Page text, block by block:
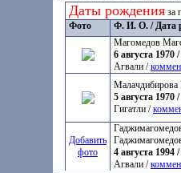
Даты рождения за
Фото
Ф. И. О. / Дата
Магомедов
6 августа 1970
Агвали /
5 августа 1970
Гигатли /
Добавить
фото
4 августа 1994
Агвали /